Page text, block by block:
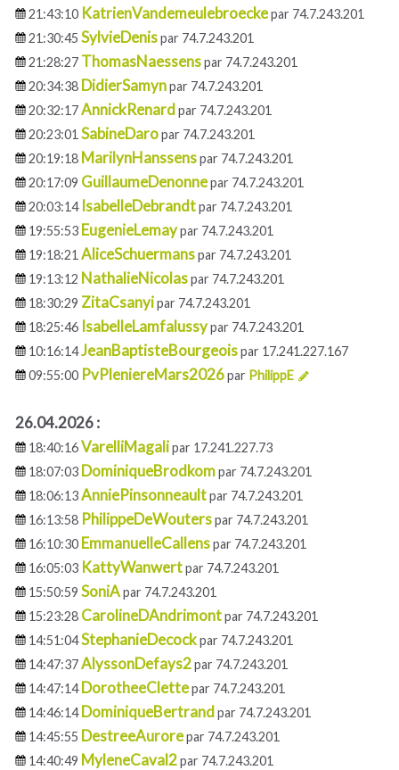
21:43:10 KatrienVandemeulebroeckepar 74.7.243.201
21:30:45 SylvieDenispar 74.7.243.201
21:28:27 ThomasNaessenspar 74.7.243.201
20:34:38 DidierSamynpar 74.7.243.201
20:32:17AnnickRenard par 74.7.243.201
20:23:01 SabineDaropar 74.7.243.201
20:19:18 MarilynHanssenspar 74.7.243.201
20:17:09 GuillaumeDenonnepar 74.7.243.201
20:03:14 IsabelleDebrandtpar 74.7.243.201
19:55:53 EugenieLemaypar 74.7.243.201
19:18:21 AliceSchuermanspar 74.7.243.201
19:13:12 NathalieNicolaspar 74.7.243.201
18:30:29 ZitaCsanyipar 74.7.243.201
18:25:46 IsabelleLamfalussypar 74.7.243.201
10:16:14JeanBaptisteBourgeoispar 17.241.227.167
09:55:00 PvPleniereMars2026par PhilippE
26.04.2026 :
18:40:16VarelliMagalipar 17.241.227.73
18:07:03 DominiqueBrodkompar 74.7.243.201
18:06:13AnniePinsonneaultpar 74.7.243.201
16:13:58 PhilippeDeWouterspar 74.7.243.201
16:10:30 EmmanuelleCallenspar 74.7.243.201
16:05:03 KattyWanwertpar 74.7.243.201
15:50:59 SoniApar 74.7.243.201
15:23:28 CarolineDAndrimontpar 74.7.243.201
14:51:04StephanieDecockpar 74.7.243.201
14:47:37AlyssonDefays2par 74.7.243.201
14:47:14 DorotheeClettepar 74.7.243.201
14:46:14 DominiqueBertrand par 74.7.243.201
14:45:55 DestreeAurorepar 74.7.243.201
14:40:49 MyleneCaval2par 74.7.243.201